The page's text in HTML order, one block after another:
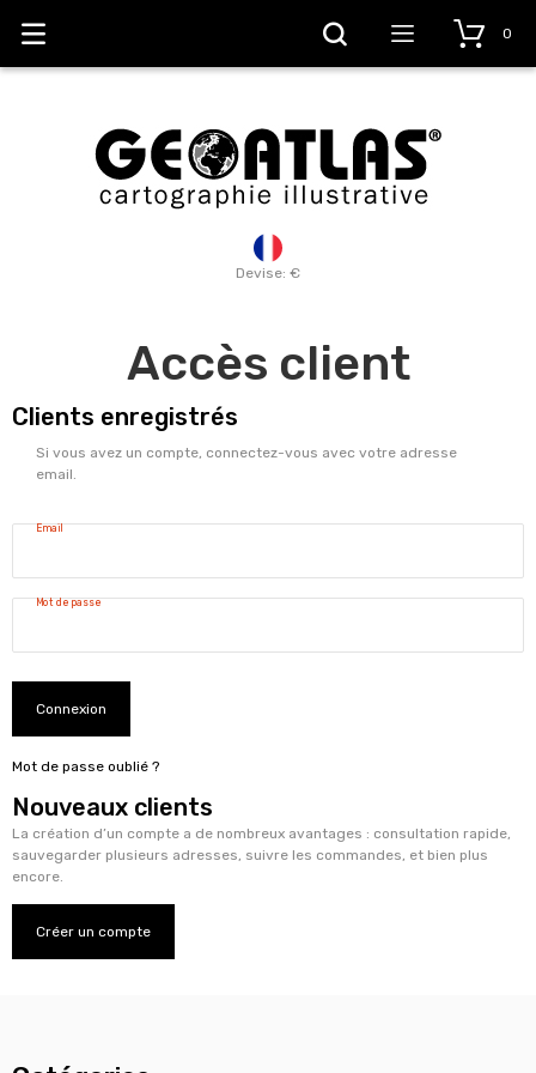
Devise: €
0
Accès client
Clients enregistrés
Si vous avez un compte, connectez-vous avec votre adresse
email.
Email
Mot de passe
Connexion
Mot de passe oublié ?
Nouveaux clients
La création d’un compte a de nombreux avantages : consultation rapide,
sauvegarder plusieurs adresses, suivre les commandes, et bien plus
encore.
Créer un compte